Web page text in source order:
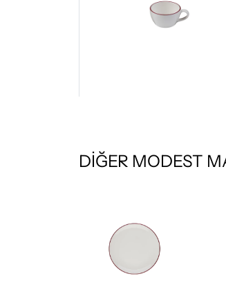
DİĞER MODEST